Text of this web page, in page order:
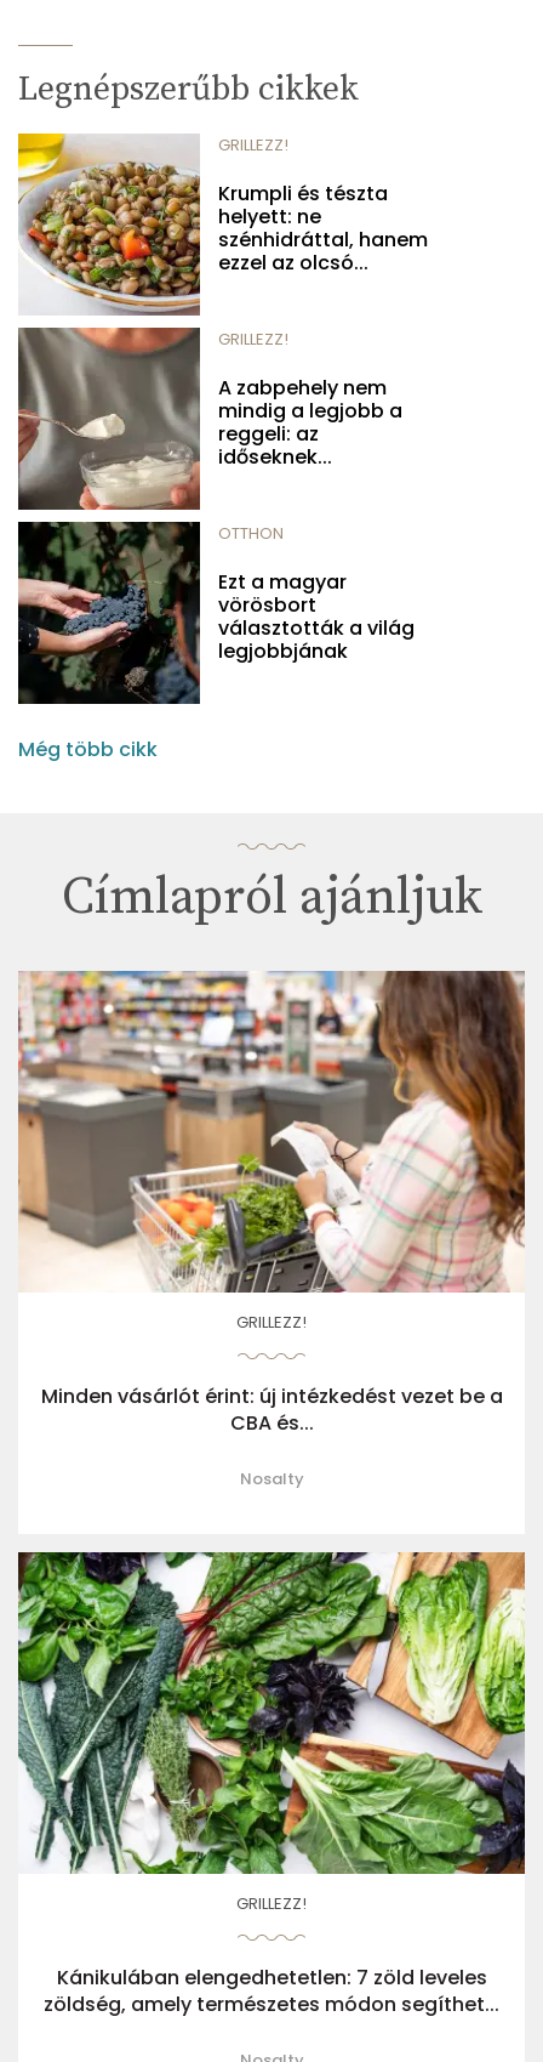
Legnépszerűbb cikkek
GRILLEZZ!
Krumpli és tészta
helyett: ne
szénhidráttal, hanem
ezzel az olcsó...
GRILLEZZ!
A zabpehely nem
mindig a legjobb a
reggeli: az
időseknek...
OTTHON
Ezt a magyar
vörösbort
választották a világ
legjobbjának
Még több cikk
Címlapról ajánljuk
GRILLEZZ!
Minden vásárlót érint: új intézkedést vezet be a
CBA és...
Nosalty
GRILLEZZ!
Kánikulában elengedhetetlen: 7 zöld leveles
zöldség, amely természetes módon segíthet...